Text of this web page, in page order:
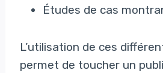
Études de cas
L’utilisation de ces
permet de toucher un